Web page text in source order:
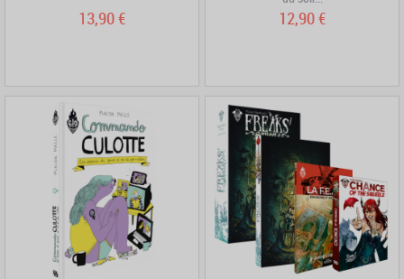
13,90 € 12,90 €